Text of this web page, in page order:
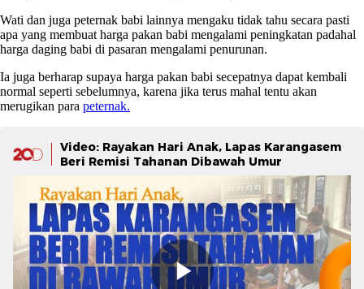
Wati dan juga peternak babi lainnya mengaku tidak tahu secara pasti
apa yang membuat harga pakan babi mengalami peningkatan padahal
harga daging babi di pasaran mengalami penurunan.
Ia juga berharap supaya harga pakan babi secepatnya dapat kembali
normal seperti sebelumnya, karena jika terus mahal tentu akan
merugikan para peternak.
Video: Rayakan Hari Anak, Lapas Karangasem
Beri Remisi Tahanan Dibawah Umur